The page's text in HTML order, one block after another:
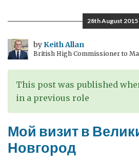
ГОДОВЩИНА
ПЕРВОГО
ПОЛЯРНОГО
КОНВОЯ
28th August 2015
byKeith Allan
British High Commissioner to
This post was published
in a previous role
Мой визит в
Новгород